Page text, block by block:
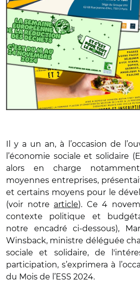
Il y a un an, à l’occasion de
l’économie sociale et solidaire
alors en charge
moyennes entreprises,
et certains moyens pour le
(voir notre article). Ce 4
contexte politique et
notre encadré ci-dessous),
Winsback, ministre déléguée
sociale et solidaire, de
participation, s’exprimera à
du Mois de l’ESS 2024.